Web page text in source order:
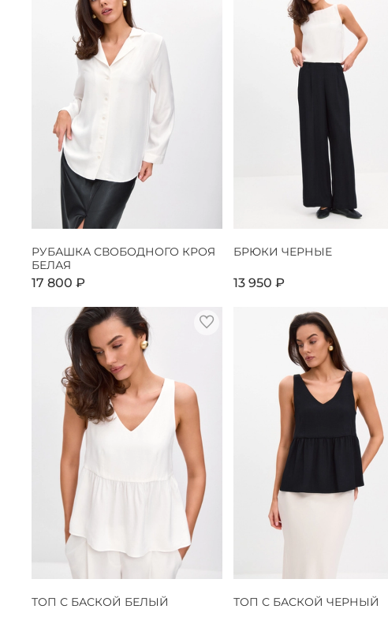
РУБАШКА СВОБОДНОГО КРОЯ
БЕЛАЯ
17 800 ₽
БРЮКИ ЧЕРНЫЕ
13 950 ₽
ТОП С БАСКОЙ БЕЛЫЙ ТОП С БАСКОЙ ЧЕРНЫЙ